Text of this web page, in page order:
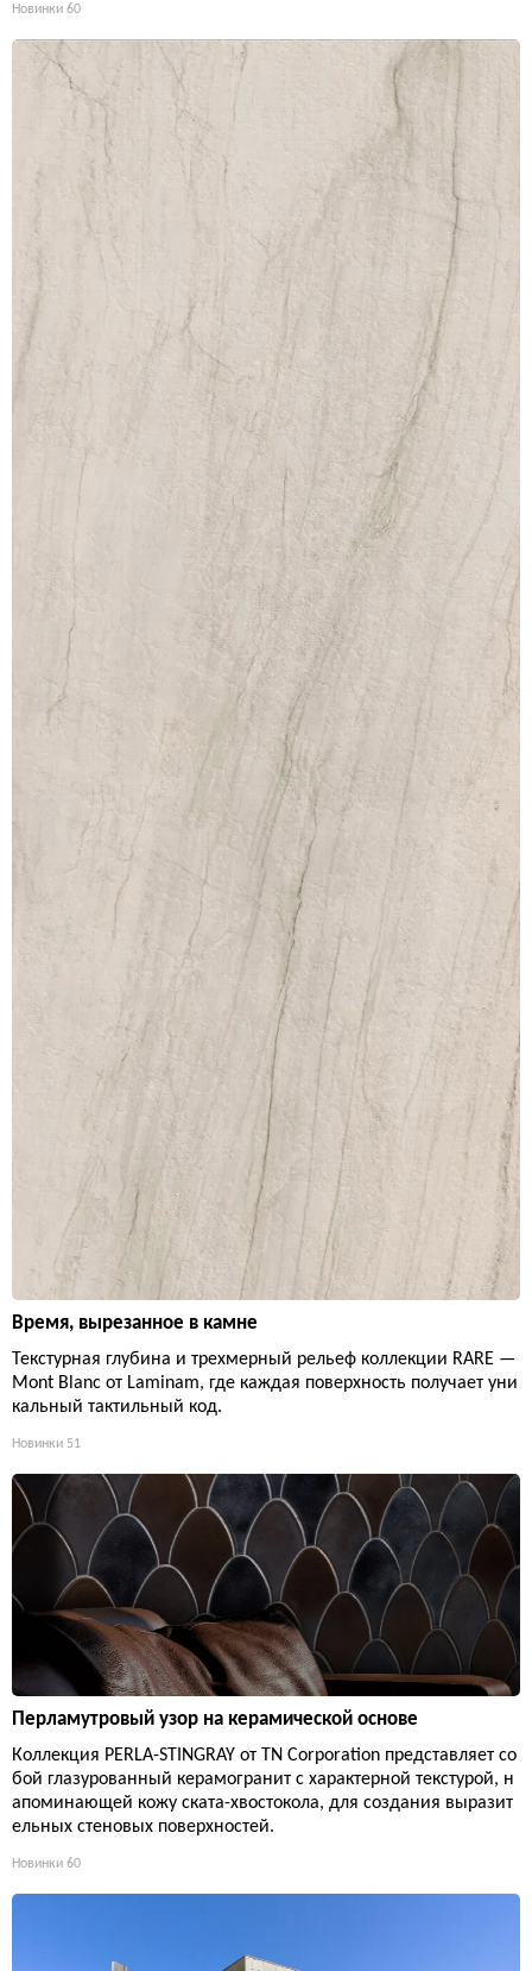
Новинки 60
Время, вырезанное в камне
Текстурная глубина и трехмерный рельеф коллекции RARE —
Mont Blanc от Laminam, где каждая поверхность получает уни
кальный тактильный код.
Новинки 51
Перламутровый узор на керамической основе
Коллекция PERLA-STINGRAY от TN Corporation представляет со
бой глазурованный керамогранит с характерной текстурой, н
апоминающей кожу ската-хвостокола, для создания выразит
ельных стеновых поверхностей.
Новинки 60